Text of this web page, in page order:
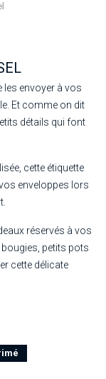
les envoyer à vos
Et comme on dit
détails qui font
cette étiquette
enveloppes lors
réservés à vos
petits pots
cette délicate